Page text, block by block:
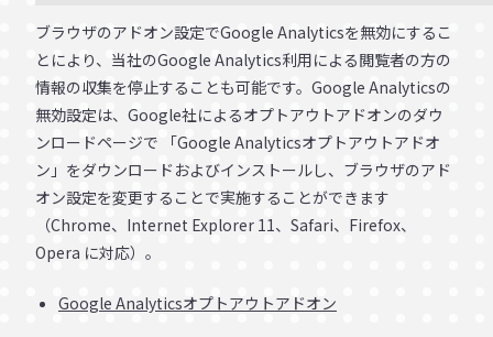
ブラウザのアドオン設定でGoogle Analyticsを無効にするこ
とにより、当社のGoogle Analytics利用による閲覧者の方の
情報の収集を停止することも可能です。Google Analyticsの
無効設定は、Google社によるオプトアウトアドオンのダウ
ンロードページで 「Google Analyticsオプトアウトアドオ
ン」をダウンロードおよびインストールし、ブラウザのアド
オン設定を変更することで実施することができます
（Chrome、Internet Explorer 11、Safari、Firefox、
Opera に対応）。
Google Analyticsオプトアウトアドオン